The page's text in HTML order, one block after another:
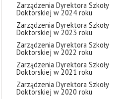
Zarządzenia Dyrektora Szkoły
Doktorskiej w 2024 roku
Zarządzenia Dyrektora Szkoły
Doktorskiej w 2023 roku
Zarządzenia Dyrektora Szkoły
Doktorskiej w 2022 roku
Zarządzenia Dyrektora Szkoły
Doktorskiej w 2021 roku
Zarządzenia Dyrektora Szkoły
Doktorskiej w 2020 roku